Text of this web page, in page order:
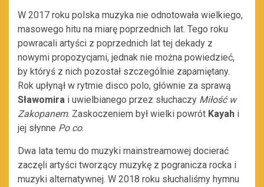
W 2017 roku polska muzyka nie odnotowała wielkiego,
masowego hitu na miarę poprzednich lat. Tego roku
powracali artyści z poprzednich lat tej dekady z
nowymi propozycjami, jednak nie można powiedzieć,
by któryś z nich pozostał szczególnie zapamiętany.
Rok upłynął w rytmie disco polo, głównie za sprawą
Sławomira i uwielbianego przez słuchaczy Miłość w
Zakopanem. Zaskoczeniem był wielki powrót Kayah i
jej słynne Po co.
Dwa lata temu do muzyki mainstreamowej docierać
zaczęli artyści tworzący muzykę z pogranicza rocka i
muzyki alternatywnej. W 2018 roku słuchaliśmy hymnu